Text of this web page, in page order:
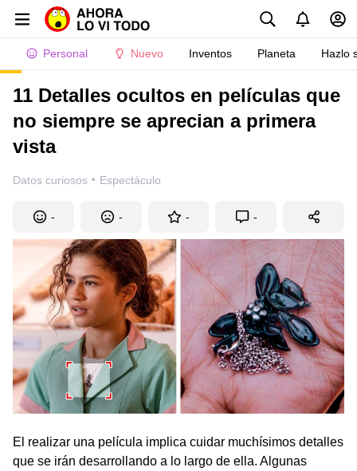
Personal Nuevo Inventos Planeta Hazlo
11 Detalles ocultos en películas que
no siempre se aprecian a primera
vista
Datos curiosos · Espectáculo
- - - -
El realizar una película implica cuidar muchísimos detalles
que se irán desarrollando a lo largo de ella. Algunas